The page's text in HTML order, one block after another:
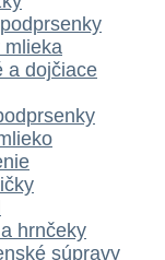
mlieka
a dojčiace
hrnčeky
súpravy